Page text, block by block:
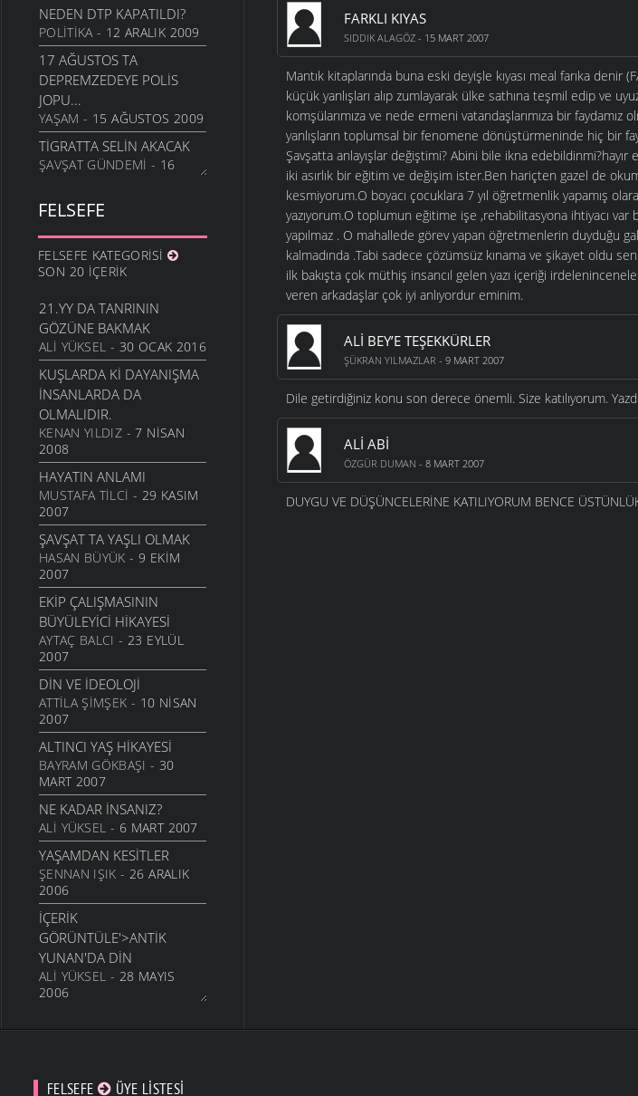
NEDEN DTP KAPATILDI?
POLITIKA- 12 ARALIK 2009
17 AĞUSTOS TA
DEPREMZEDEYE POLIS
JOPU...
YAŞAM - 15 AĞUSTOS 2009
TIGRATTA SELIN AKACAK
ŞAVŞAT GÜNDEMI - 16
SAVAŞIN PATOLOJIK
TARIH- 28 MAYIS 2009
DEPREMDE EVLERINI
REVA...
YAŞAM- 30 NISAN 2009
AYŞENUR ŞAHAN’IN
ANISINA
KADIN- 5 NISAN 2009
KÜLTÜRÜNÜZÜ BESLEYEN
KANALLAR KÖKLÜYSE
BASKICI BIR DEVLETIN
ÖMRÜ KISA SÜRER...
TARIH- 4 OCAK 2009
BIR SONBAHARDI
AYŞENUR, BAHAR
KOKULU...
KADIN- 6 NISAN 2008
AYŞENUR’U UNUTMAMAK.
KADIN - 24 KASIM 2007
ŞAVŞAT TARIHI VE
ETNISITESI
TARIH- 23 TEMMUZ 2007
KARYATIDLER
TARIH- 3 TEMMUZ 2007
DIYANET NE YAPMAYA
ÇALIŞIYOR?
YAŞAM- 6 MAYIS 2007
AHISKA TURKLERI
KAVRAMINA
TARIH- 28 EKIM 2006
İŞBÖLÜMÜ
EKONOMI- 10 MART 2006
DININ ROLÜ
POLITIKA- 6 MART 2006
SAHI FELSEFEYE İHTIYAÇ
YANASINIZ ?
FELSEFE
FELSEFE KATEGORISI
SON 20 İÇERIK
21.YY DA TANRININ
GÖZÜNE BAKMAK
ALI YÜKSEL - 30 OCAK 2016
KUŞLARDA KI DAYANIŞMA
İNSANLARDA DA
OLMALIDIR.
KENAN YILDIZ- 7 NISAN
2008
HAYATIN ANLAMI
MUSTAFA TILCI - 29 KASIM
2007
ŞAVŞAT TA YAŞLI OLMAK
HASAN BÜYÜK - 9 EKIM
2007
EKIP ÇALIŞMASININ
BÜYÜLEYICI HIKAYESI
AYTAÇ BALCI - 23 EYLÜL
2007
DIN VE IDEOLOJI
ATTILA ŞIMŞEK - 10 NISAN
2007
ALTINCI YAŞ HIKAYESI
BAYRAM GÖKBAŞI - 30
MART 2007
NE KADAR İNSANIZ?
ALI YÜKSEL - 6 MART 2007
YAŞAMDAN KESITLER
ŞENNAN IŞIK - 26 ARALIK
2006
İÇERIK
GÖRÜNTÜLE'>ANTIK
YUNAN'DA DIN
ALI YÜKSEL - 28 MAYIS
2006
‘HER ŞEY AKAR”
FARKLI KIYAS
SIDDIK ALAGÖZ - 15 MART 2007
Mantık kitaplarında buna eski deyişle kıyası meal farıka denir
küçük yanlışları alıp zumlayarak ülke sathına teşmil edip ve
komşülarımıza ve nede ermeni vatandaşlarımıza bir faydamız
yanlışların toplumsal bir fenomene dönüştürmeninde hiç bir
Şavşatta anlayışlar değiştimi? Abini bile ikna
iki asırlık bir eğitim ve değişim ister.Ben hariçten gazel de
kesmiyorum.O boyacı çocuklara 7 yıl öğretmenlik yapamış
yazıyorum.O toplumun eğitime işe ,rehabilitasyona ihtiyacı var
yapılmaz . O mahallede görev yapan öğretmenlerin duyduğu
kalmadında .Tabi sadece çözümsüz kınama ve şikayet oldu
ilk bakışta çok müthiş insancıl gelen yazı içeriği
veren arkadaşlar çok iyi anlıyordur eminim.
ALI BEY’E TEŞEKKÜRLER
ŞÜKRAN YILMAZLAR - 9 MART 2007
Dile getirdiğiniz konu son derece önemli. Size katılıyorum.
ALİ ABİ
ÖZGÜR DUMAN - 8 MART 2007
DUYGU VE DÜŞÜNCELERİNE KATILIYORUM BENCE
FELSEFE ÜYE LISTESI